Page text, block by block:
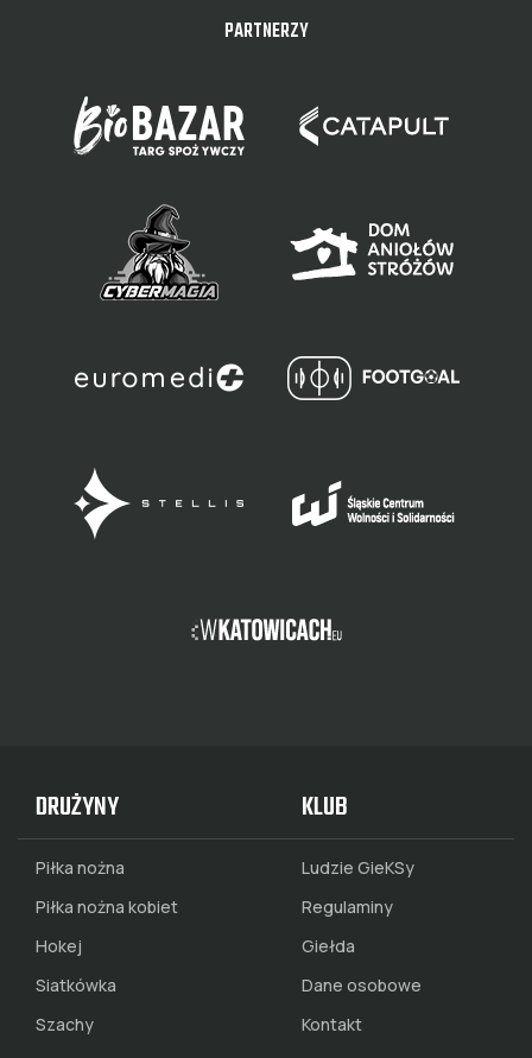
PARTNERZY
DRUŻYNY
Piłka nożna
Piłka nożna kobiet
Hokej
Siatkówka
Szachy
KLUB
Ludzie GieKSy
Regulaminy
Giełda
Dane osobowe
Kontakt